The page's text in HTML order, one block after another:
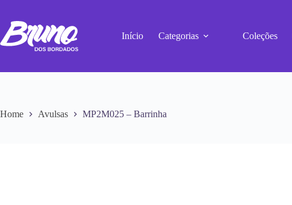
Início Categorias Coleções
Home Avulsas MP2M025 – Barrinha